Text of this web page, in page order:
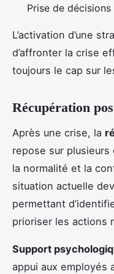
Prise de
L’activation d’une
d’affronter la crise
toujours le cap sur
Récupération
Après une crise, la
repose sur
la normalité et la
situation actuelle
permettant
prioriser les actions
Support
appui aux employés